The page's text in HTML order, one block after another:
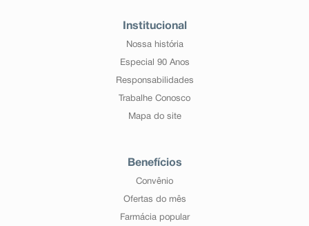
Institucional
Nossa história
Especial 90 Anos
Responsabilidades
Trabalhe Conosco
Mapa do site
Benefícios
Convênio
Ofertas do mês
Farmácia popular